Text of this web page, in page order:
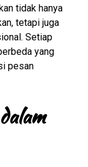
tidak hanya
tetapi juga
Setiap
yang
pesan